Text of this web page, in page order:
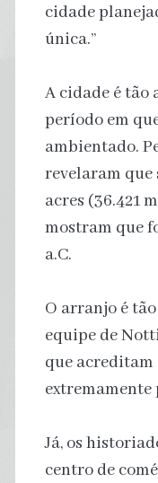
cidade
única.”
A cidade é tão
período em
ambientado.
revelaram que
acres (36.421
mostram que
a.C.
O arranjo é
equipe de
que acreditam
extremamente
Já, os
centro de